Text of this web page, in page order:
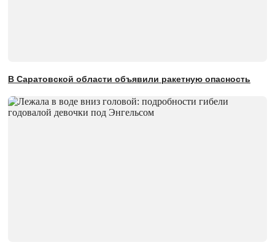
В Саратовской области объявили ракетную опасность